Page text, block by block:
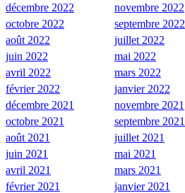
décembre 2022
novembre 2022
octobre 2022
septembre 2022
août 2022
juillet 2022
juin 2022
mai 2022
avril 2022
mars 2022
février 2022
janvier 2022
décembre 2021
novembre 2021
octobre 2021
septembre 2021
août 2021
juillet 2021
juin 2021
mai 2021
avril 2021
mars 2021
février 2021
janvier 2021